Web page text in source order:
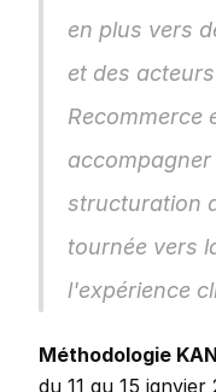
en plus vers
et des
Recommerce
structuration
tournée vers
l'expérience
Méthodologie
du 11 au 15